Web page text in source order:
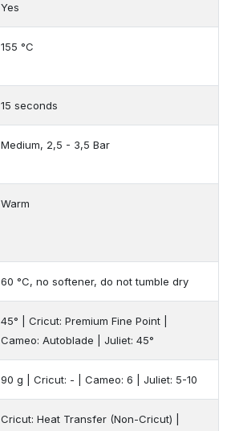
Yes
155 °C
15 seconds
Medium, 2,5 - 3,5 Bar
Warm
60 °C, no softener, do not tumble dry
45° | Cricut: Premium Fine Point |
Cameo: Autoblade | Juliet: 45°
90 g | Cricut: - | Cameo: 6 | Juliet: 5-10
Cricut: Heat Transfer (Non-Cricut) |